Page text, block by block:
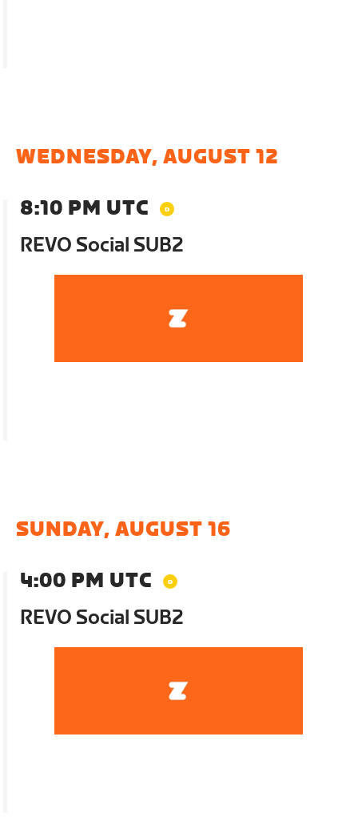
WEDNESDAY, AUGUST 12
8:10 PM UTC
REVO Social SUB2
SUNDAY, AUGUST 16
4:00 PM UTC
REVO Social SUB2